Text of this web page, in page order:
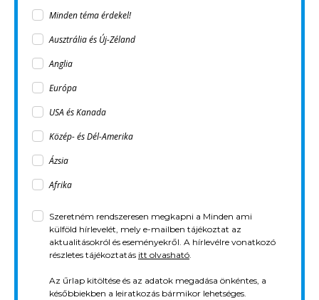
Minden téma érdekel!
Ausztrália és Új-Zéland
Anglia
Európa
USA és Kanada
Közép- és Dél-Amerika
Ázsia
Afrika
Szeretném rendszeresen megkapni a Minden ami
külföld hírlevelét, mely e-mailben tájékoztat az
aktualitásokról és eseményekről. A hírlevélre vonatkozó
részletes tájékoztatás itt olvasható.
Az űrlap kitöltése és az adatok megadása önkéntes, a
későbbiekben a leiratkozás bármikor lehetséges.